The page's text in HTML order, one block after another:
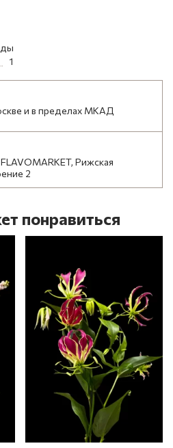
1
и в пределах МКАД
Рижская
2
понравиться